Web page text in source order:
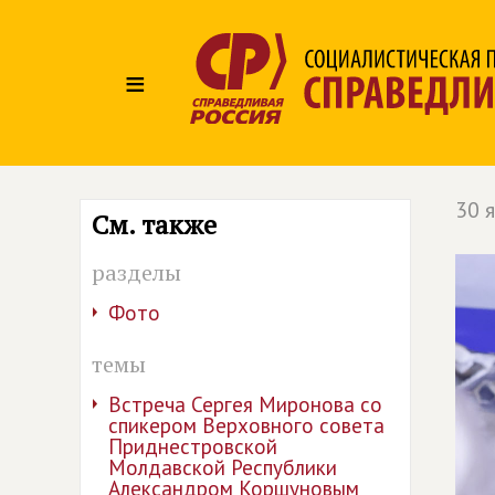
≡
См. также
разделы
Фото
темы
Встреча Сергея Миронова со
спикером Верховного совета
Приднестровской
Молдавской Республики
Александром Коршуновым
30